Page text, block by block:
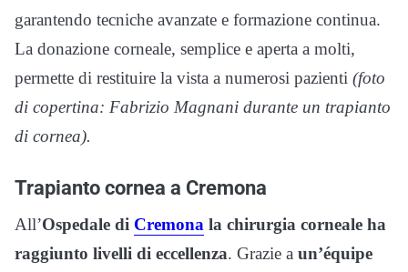
garantendo tecniche avanzate e formazione continua.
La donazione corneale, semplice e aperta a molti,
permette di restituire la vista a numerosi pazienti (foto
di copertina: Fabrizio Magnani durante un trapianto
di cornea).
Trapianto cornea a Cremona
All’Ospedale di Cremona la chirurgia corneale ha
raggiunto livelli di eccellenza. Grazie a un’équipe